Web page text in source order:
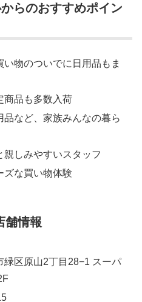
らのおすすめポイン
物のついでに日用品もま
商品も多数入荷
など、家族みんなの暮ら
しみやすいスタッフ
ズな買い物体験
舗情報
緑区原山2丁目28−1 スーパ